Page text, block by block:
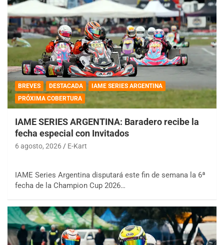
BREVES DESTACADA
IAME SERIES ARGENTINA
PRÓXIMA COBERTURA
IAME SERIES ARGENTINA: Baradero recibe la
fecha especial con Invitados
6 agosto, 2026 E-Kart
IAME Series Argentina disputará este fin de semana la 6ª
fecha de la Champion Cup 2026…